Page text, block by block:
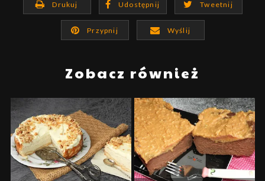
Drukuj Udostępnij Tweetnij
Przypnij Wyślij
Zobacz również